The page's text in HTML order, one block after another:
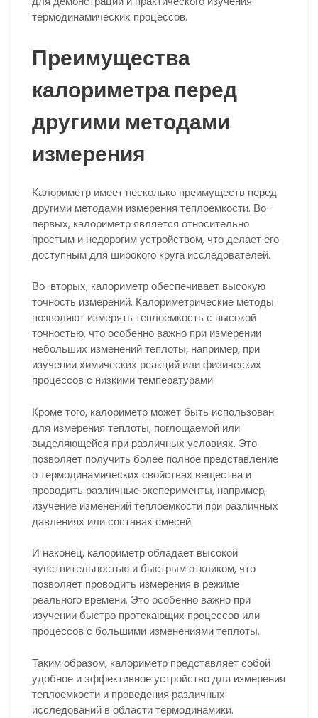
термодинамических процессов.
Преимущества
калориметра перед
другими методами
измерения
Калориметр имеет несколько преимуществ перед
другими методами измерения теплоемкости. Во-
первых, калориметр является относительно
простым и недорогим устройством, что делает его
доступным для широкого круга исследователей.
Во-вторых, калориметр обеспечивает высокую
точность измерений. Калориметрические методы
позволяют измерять теплоемкость с высокой
точностью, что особенно важно при измерении
небольших изменений теплоты, например, при
изучении химических реакций или физических
процессов с низкими температурами.
Кроме того, калориметр может быть использован
для измерения теплоты, поглощаемой или
выделяющейся при различных условиях. Это
позволяет получить более полное представление
о термодинамических свойствах вещества и
проводить различные эксперименты, например,
изучение изменений теплоемкости при различных
давлениях или составах смесей.
И наконец, калориметр обладает высокой
чувствительностью и быстрым откликом, что
позволяет проводить измерения в режиме
реального времени. Это особенно важно при
изучении быстро протекающих процессов или
процессов с большими изменениями теплоты.
Таким образом, калориметр представляет собой
удобное и эффективное устройство для измерения
теплоемкости и проведения различных
исследований в области термодинамики.